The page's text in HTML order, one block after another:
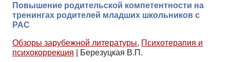
Повышение родительской компетентности на
тренингах родителей младших школьников с
РАС
Обзоры зарубежной литературы, Психотерапия и
психокоррекция
Березуцкая В.П.